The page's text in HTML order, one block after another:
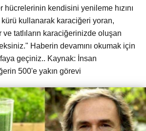
hücrelerinin kendisini yenileme hızını
kürü kullanarak karaciğeri yoran,
ve tatlıların karaciğerinizde oluşan
Haberin devamını okumak için
geçiniz.. Kaynak: İnsan
500'e yakın görevi